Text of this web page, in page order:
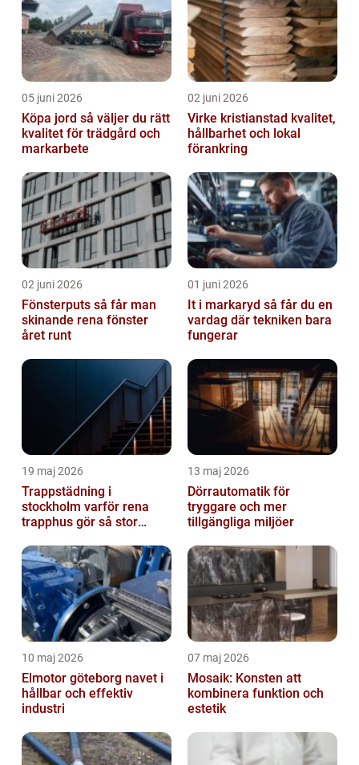
05 juni 2026
Köpa jord så väljer du rätt
kvalitet för trädgård och
markarbete
02 juni 2026
Virke kristianstad kvalitet,
hållbarhet och lokal
förankring
02 juni 2026
Fönsterputs så får man
skinande rena fönster
året runt
01 juni 2026
It i markaryd så får du en
vardag där tekniken bara
fungerar
19 maj 2026
Trappstädning i
stockholm varför rena
trapphus gör så stor
13 maj 2026
Dörrautomatik för
tryggare och mer
tillgängliga miljöer
10 maj 2026
Elmotor göteborg navet i
hållbar och effektiv
industri
07 maj 2026
Mosaik: Konsten att
kombinera funktion och
estetik